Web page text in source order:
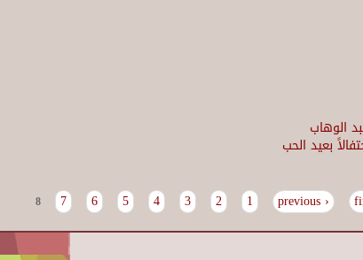
الوهاب
بعيد الحب
‹ previous
1
2
3
4
5
6
7
8